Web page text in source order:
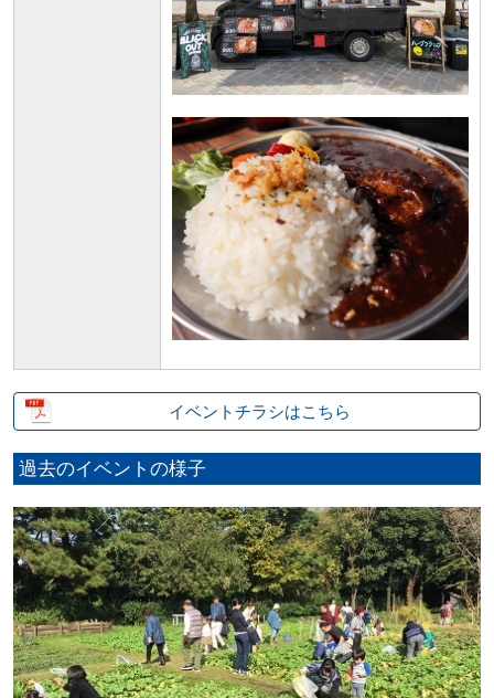
イベントチラシはこちら
過去のイベントの様子